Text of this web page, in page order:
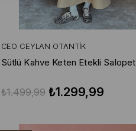
CEO CEYLAN OTANTIK
Sütlü Kahve Keten Etekli Salopet
₺1.299,99
₺1.499,99